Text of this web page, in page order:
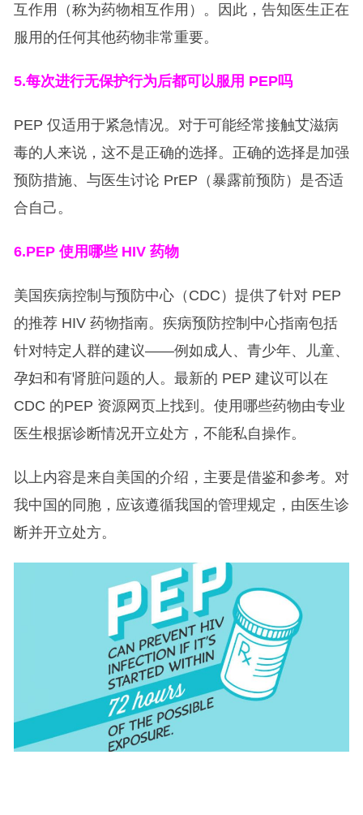
互作用（称为药物相互作用）。因此，告知医生正在
服用的任何其他药物非常重要。
5.每次进行无保护行为后都可以服用 PEP吗
PEP 仅适用于紧急情况。对于可能经常接触艾滋病
毒的人来说，这不是正确的选择。正确的选择是加强
预防措施、与医生讨论 PrEP（暴露前预防）是否适
合自己。
6.PEP 使用哪些 HIV 药物
美国疾病控制与预防中心（CDC）提供了针对 PEP
的推荐 HIV 药物指南。疾病预防控制中心指南包括
针对特定人群的建议——例如成人、青少年、儿童、
孕妇和有肾脏问题的人。最新的 PEP 建议可以在
CDC 的PEP 资源网页上找到。使用哪些药物由专业
医生根据诊断情况开立处方，不能私自操作。
以上内容是来自美国的介绍，主要是借鉴和参考。对
我中国的同胞，应该遵循我国的管理规定，由医生诊
断并开立处方。